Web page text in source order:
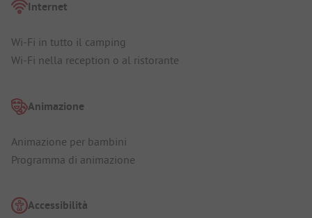
Internet
Wi-Fi in tutto il camping
Wi-Fi nella reception o al ristorante
Animazione
Animazione per bambini
Programma di animazione
Accessibilità